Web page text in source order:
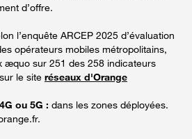
d’offre.
l’enquête ARCEP 2025 d’évaluation
opérateurs mobiles métropolitains,
æquo sur 251 des 258 indicateurs
le site réseaux d'Orange
ou 5G : dans les zones déployées.